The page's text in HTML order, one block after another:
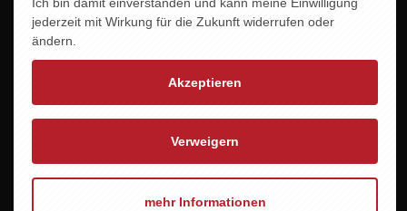
Region
Nahe
2024
11 % vol.
jederzeit mit Wirkung für die Zukunft widerrufen oder
ändern.
Akzeptieren
Verweigern
mehr Informationen